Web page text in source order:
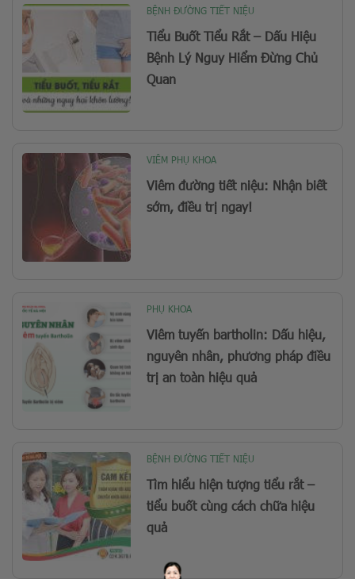
BỆNH ĐƯỜNG TIẾT NIỆU
Tiểu Buốt Tiểu Rắt – Dấu Hiệu
Bệnh Lý Nguy Hiểm Đừng Chủ
Quan
VIÊM PHỤ KHOA
Viêm đường tiết niệu: Nhận biết
sớm, điều trị ngay!
PHỤ KHOA
Viêm tuyến bartholin: Dấu hiệu,
nguyên nhân, phương pháp điều
trị an toàn hiệu quả
BỆNH ĐƯỜNG TIẾT NIỆU
Tìm hiểu hiện tượng tiểu rắt –
tiểu buốt cùng cách chữa hiệu
quả